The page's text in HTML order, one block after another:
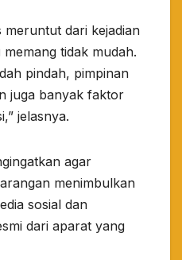
meruntut dari kejadian
tidak mudah.
pindah, pimpinan
juga banyak faktor
jelasnya.
agar
menimbulkan
sosial dan
dari aparat yang